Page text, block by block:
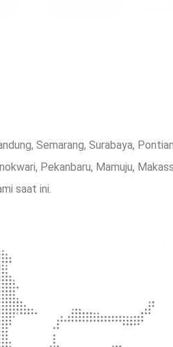
Semarang, Surabaya,
Pekanbaru, Mamuju,
saat ini.